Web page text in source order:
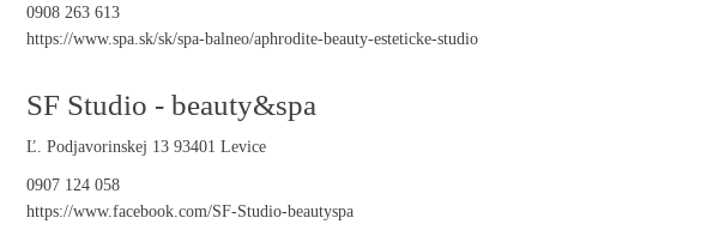
0908 263 613
https://www.spa.sk/sk/spa-balneo/aphrodite-beauty-esteticke-studio
SF Studio - beauty&spa
Ľ. Podjavorinskej 13 93401 Levice
0907 124 058
https://www.facebook.com/SF-Studio-beautyspa